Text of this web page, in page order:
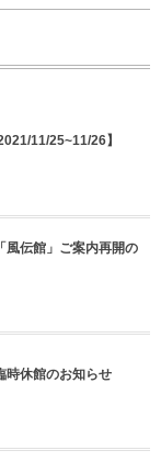
11/25~11/26】
風伝館」ご案内再開の
時休館のお知らせ